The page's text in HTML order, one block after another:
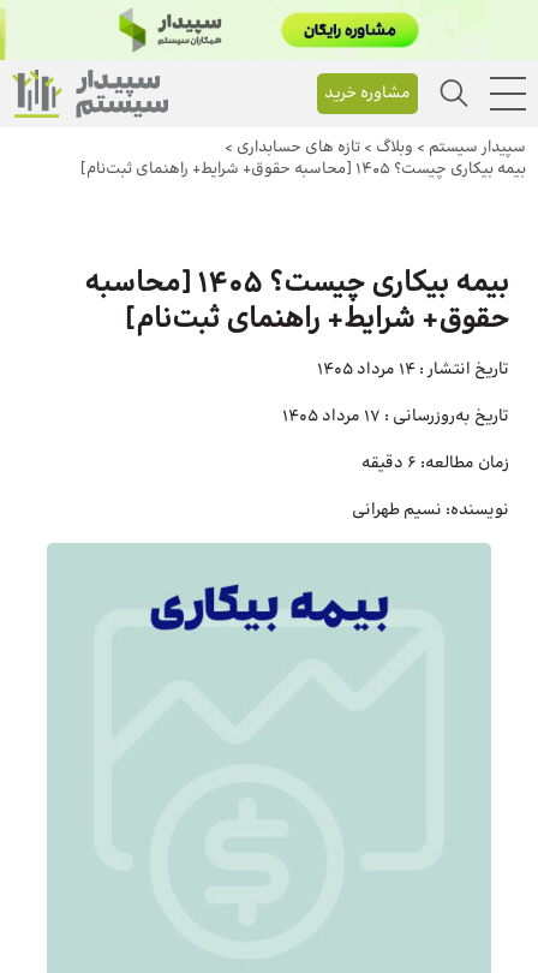
مشاوره خرید
سپیدار سیستم > وبلاگ > تازه های حسابداری >
بیمه بیکاری چیست؟ 1405 [محاسبه حقوق+ شرایط+ راهنمای ثبت‌نام]
بیمه بیکاری چیست؟ 1405 [محاسبه
حقوق+ شرایط+ راهنمای ثبت‌نام]
تاریخ انتشار : 14 مرداد 1405
تاریخ به‌روزرسانی : 17 مرداد 1405
زمان مطالعه: 6 دقیقه
نویسنده: نسیم طهرانی